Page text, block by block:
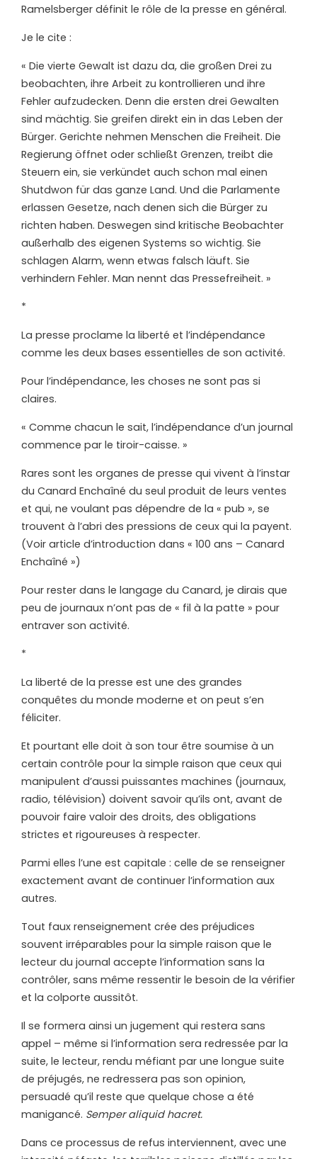
Ramelsberger définit le rôle de la presse en général.
Je le cite :
« Die vierte Gewalt ist dazu da, die großen Drei zu
beobachten, ihre Arbeit zu kontrollieren und ihre
Fehler aufzudecken. Denn die ersten drei Gewalten
sind mächtig. Sie greifen direkt ein in das Leben der
Bürger. Gerichte nehmen Menschen die Freiheit. Die
Regierung öffnet oder schließt Grenzen, treibt die
Steuern ein, sie verkündet auch schon mal einen
Shutdwon für das ganze Land. Und die Parlamente
erlassen Gesetze, nach denen sich die Bürger zu
richten haben. Deswegen sind kritische Beobachter
außerhalb des eigenen Systems so wichtig. Sie
schlagen Alarm, wenn etwas falsch läuft. Sie
verhindern Fehler. Man nennt das Pressefreiheit. »
*
La presse proclame la liberté et l’indépendance
comme les deux bases essentielles de son activité.
Pour l’indépendance, les choses ne sont pas si
claires.
« Comme chacun le sait, l’indépendance d’un journal
commence par le tiroir-caisse. »
Rares sont les organes de presse qui vivent à l’instar
du Canard Enchaîné du seul produit de leurs ventes
et qui, ne voulant pas dépendre de la « pub », se
trouvent à l’abri des pressions de ceux qui la payent.
(Voir article d’introduction dans « 100 ans – Canard
Enchaîné »)
Pour rester dans le langage du Canard, je dirais que
peu de journaux n’ont pas de « fil à la patte » pour
entraver son activité.
*
La liberté de la presse est une des grandes
conquêtes du monde moderne et on peut s’en
féliciter.
Et pourtant elle doit à son tour être soumise à un
certain contrôle pour la simple raison que ceux qui
manipulent d’aussi puissantes machines (journaux,
radio, télévision) doivent savoir qu’ils ont, avant de
pouvoir faire valoir des droits, des obligations
strictes et rigoureuses à respecter.
Parmi elles l’une est capitale : celle de se renseigner
exactement avant de continuer l’information aux
autres.
Tout faux renseignement crée des préjudices
souvent irréparables pour la simple raison que le
lecteur du journal accepte l’information sans la
contrôler, sans même ressentir le besoin de la vérifier
et la colporte aussitôt.
Il se formera ainsi un jugement qui restera sans
appel – même si l’information sera redressée par la
suite, le lecteur, rendu méfiant par une longue suite
de préjugés, ne redressera pas son opinion,
persuadé qu’il reste que quelque chose a été
manigancé. Semper aliquid hacret.
Dans ce processus de refus interviennent, avec une